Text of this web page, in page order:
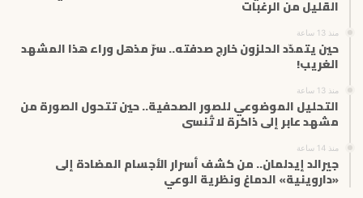
ي
القليل من الرغبات
منذ 13 ساعة
حين يتمدّد الحلزون خارج صدفته.. سرّ مذهل وراء هذا المشهد
الغريب!
منذ 13 ساعة
التحليل الموضوعي للصور الصحفية.. حين تتحول الصورة من
مشهد عابر إلى ذاكرة لا تُنسى
منذ 14 ساعة
جيرالد إيدلمان.. من كشف أسرار الأجسام المضادة إلى
«داروينية» الدماغ ونظرية الوعي